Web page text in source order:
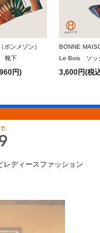
ボンメゾン）
靴下
円)
BONNE
Le Bois ソッ
3,600円(税
ディースファッション